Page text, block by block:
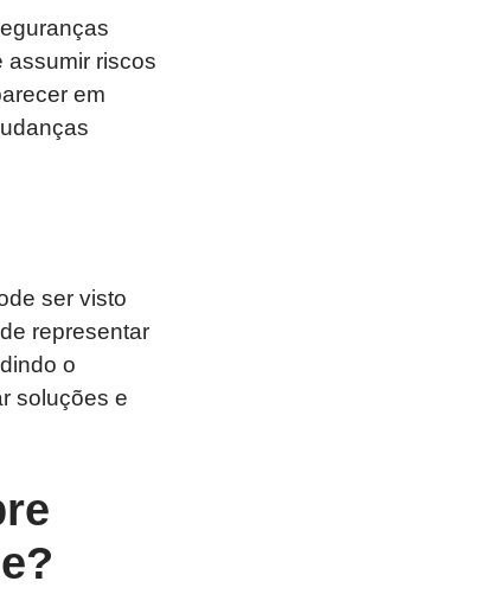
assumir riscos
em
ser visto
representar
o
soluções e